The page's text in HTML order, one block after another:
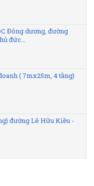
Đông dương, đường
đức...
( 7mx25m, 4 tầng)
đường Lê Hữu Kiều -